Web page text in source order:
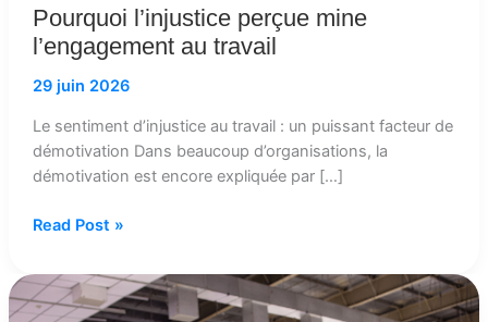
Pourquoi l’injustice perçue mine
l’engagement au travail
29 juin 2026
Le sentiment d’injustice au travail : un puissant facteur de
démotivation Dans beaucoup d’organisations, la
démotivation est encore expliquée par […]
Read Post »
Les
espaces